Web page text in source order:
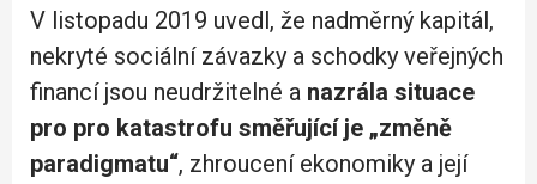
V listopadu 2019 uvedl, že nadměrný kapitál,
nekryté sociální závazky a schodky veřejných
financí jsou neudržitelné a nazrála situace
pro pro katastrofu směřující je „změně
paradigmatu“, zhroucení ekonomiky a její